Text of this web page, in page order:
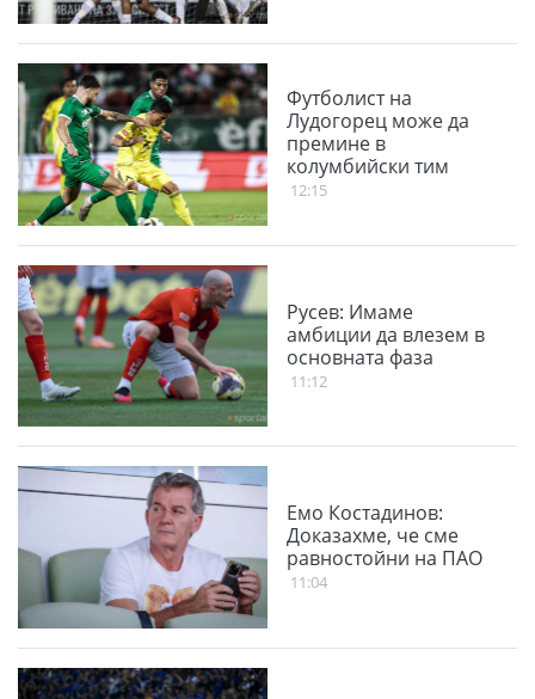
Футболист на
Лудогорец може да
премине в
колумбийски тим
12:15
Русев: Имаме
амбиции да влезем в
основната фаза
11:12
Емо Костадинов:
Доказахме, че сме
равностойни на ПАО
11:04